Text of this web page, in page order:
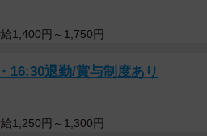
ーちゃんでしたが、楽しく感じ
ったので心配していたママも、う
1,400円～1,750円
16:30退勤/賞与制度あり
1,250円～1,300円